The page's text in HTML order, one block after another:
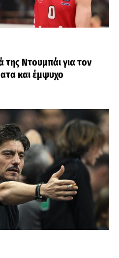
Ντουμπάι για τον
και έμψυχο